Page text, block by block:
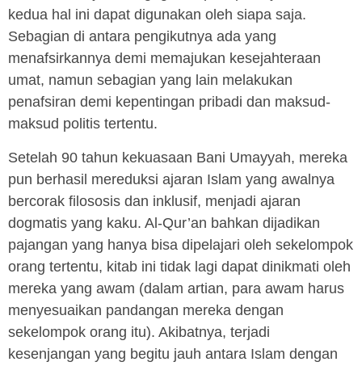
kedua hal ini dapat digunakan oleh siapa saja.
Sebagian di antara pengikutnya ada yang
menafsirkannya demi memajukan kesejahteraan
umat, namun sebagian yang lain melakukan
penafsiran demi kepentingan pribadi dan maksud-
maksud politis tertentu.
Setelah 90 tahun kekuasaan Bani Umayyah, mereka
pun berhasil mereduksi ajaran Islam yang awalnya
bercorak filososis dan inklusif, menjadi ajaran
dogmatis yang kaku. Al-Qur’an bahkan dijadikan
pajangan yang hanya bisa dipelajari oleh sekelompok
orang tertentu, kitab ini tidak lagi dapat dinikmati oleh
mereka yang awam (dalam artian, para awam harus
menyesuaikan pandangan mereka dengan
sekelompok orang itu). Akibatnya, terjadi
kesenjangan yang begitu jauh antara Islam dengan